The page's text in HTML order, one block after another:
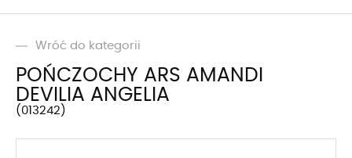
Wróć do kategorii
POŃCZOCHY ARS AMANDI
DEVILIA ANGELIA
013242